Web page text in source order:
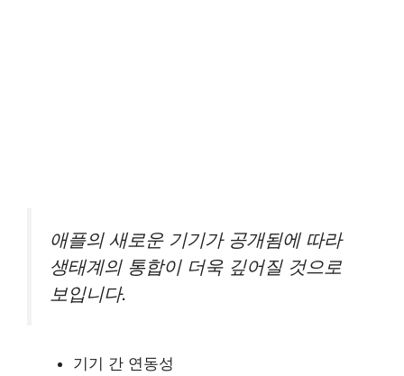
애플의 새로운 기기가 공개됨에 따라
생태계의 통합이 더욱 깊어질 것으로
보입니다.
기기 간 연동성